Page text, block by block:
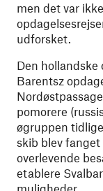
men det var
udforsket.
Den hollandske
Barentsz
pomorere
øgruppen
skib blev
overlevende
etablere
muligheder.